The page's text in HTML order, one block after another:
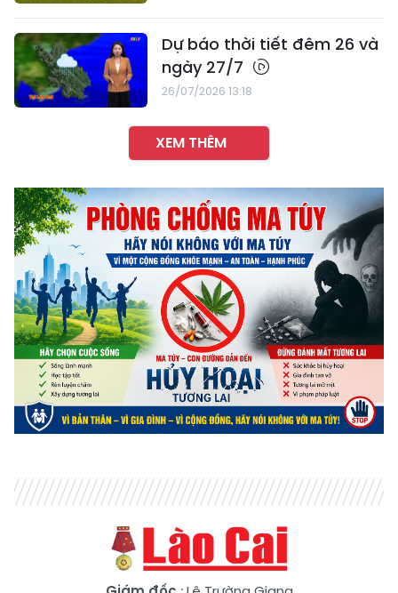
Dự báo thời tiết đêm 26 và
ngày 27/7
26/07/2026 13:18
XEM THÊM